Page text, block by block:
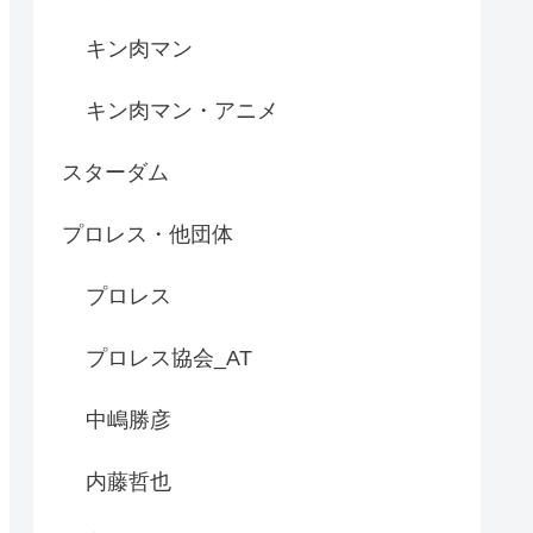
キン肉マン
キン肉マン・アニメ
スターダム
プロレス・他団体
プロレス
プロレス協会_AT
中嶋勝彦
内藤哲也